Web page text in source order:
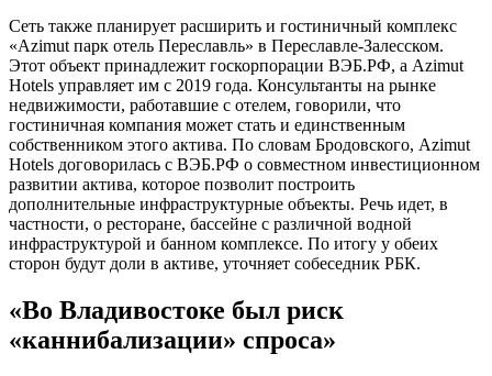
Сеть также планирует расширить и гостиничный комплекс
«Azimut парк отель Переславль» в Переславле-Залесском.
Этот объект принадлежит госкорпорации ВЭБ.РФ, а Azimut
Hotels управляет им с 2019 года. Консультанты на рынке
недвижимости, работавшие с отелем, говорили, что
гостиничная компания может стать и единственным
собственником этого актива. По словам Бродовского, Azimut
Hotels договорилась с ВЭБ.РФ о совместном инвестиционном
развитии актива, которое позволит построить
дополнительные инфраструктурные объекты. Речь идет, в
частности, о ресторане, бассейне с различной водной
инфраструктурой и банном комплексе. По итогу у обеих
сторон будут доли в активе, уточняет собеседник РБК.
«Во Владивостоке был риск
«каннибализации» спроса»